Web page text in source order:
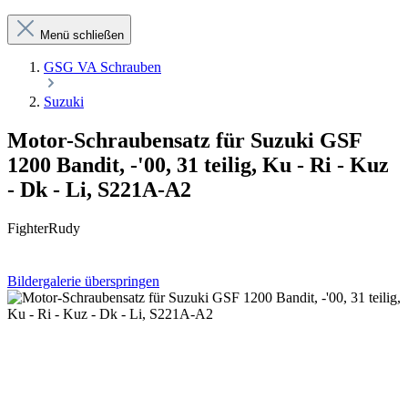
Menü schließen
GSG VA Schrauben
Suzuki
Motor-Schraubensatz für Suzuki GSF
1200 Bandit, -'00, 31 teilig, Ku - Ri - Kuz
- Dk - Li, S221A-A2
FighterRudy
Bildergalerie überspringen